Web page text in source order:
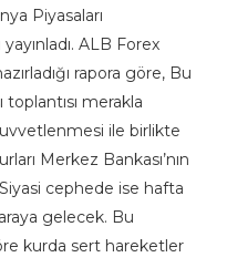
Piyasaları
ALB Forex
rapora göre, Bu
merakla
ile birlikte
Merkez Bankası’nın
Siyasi cephede ise hafta
gelecek. Bu
kurda sert hareketler